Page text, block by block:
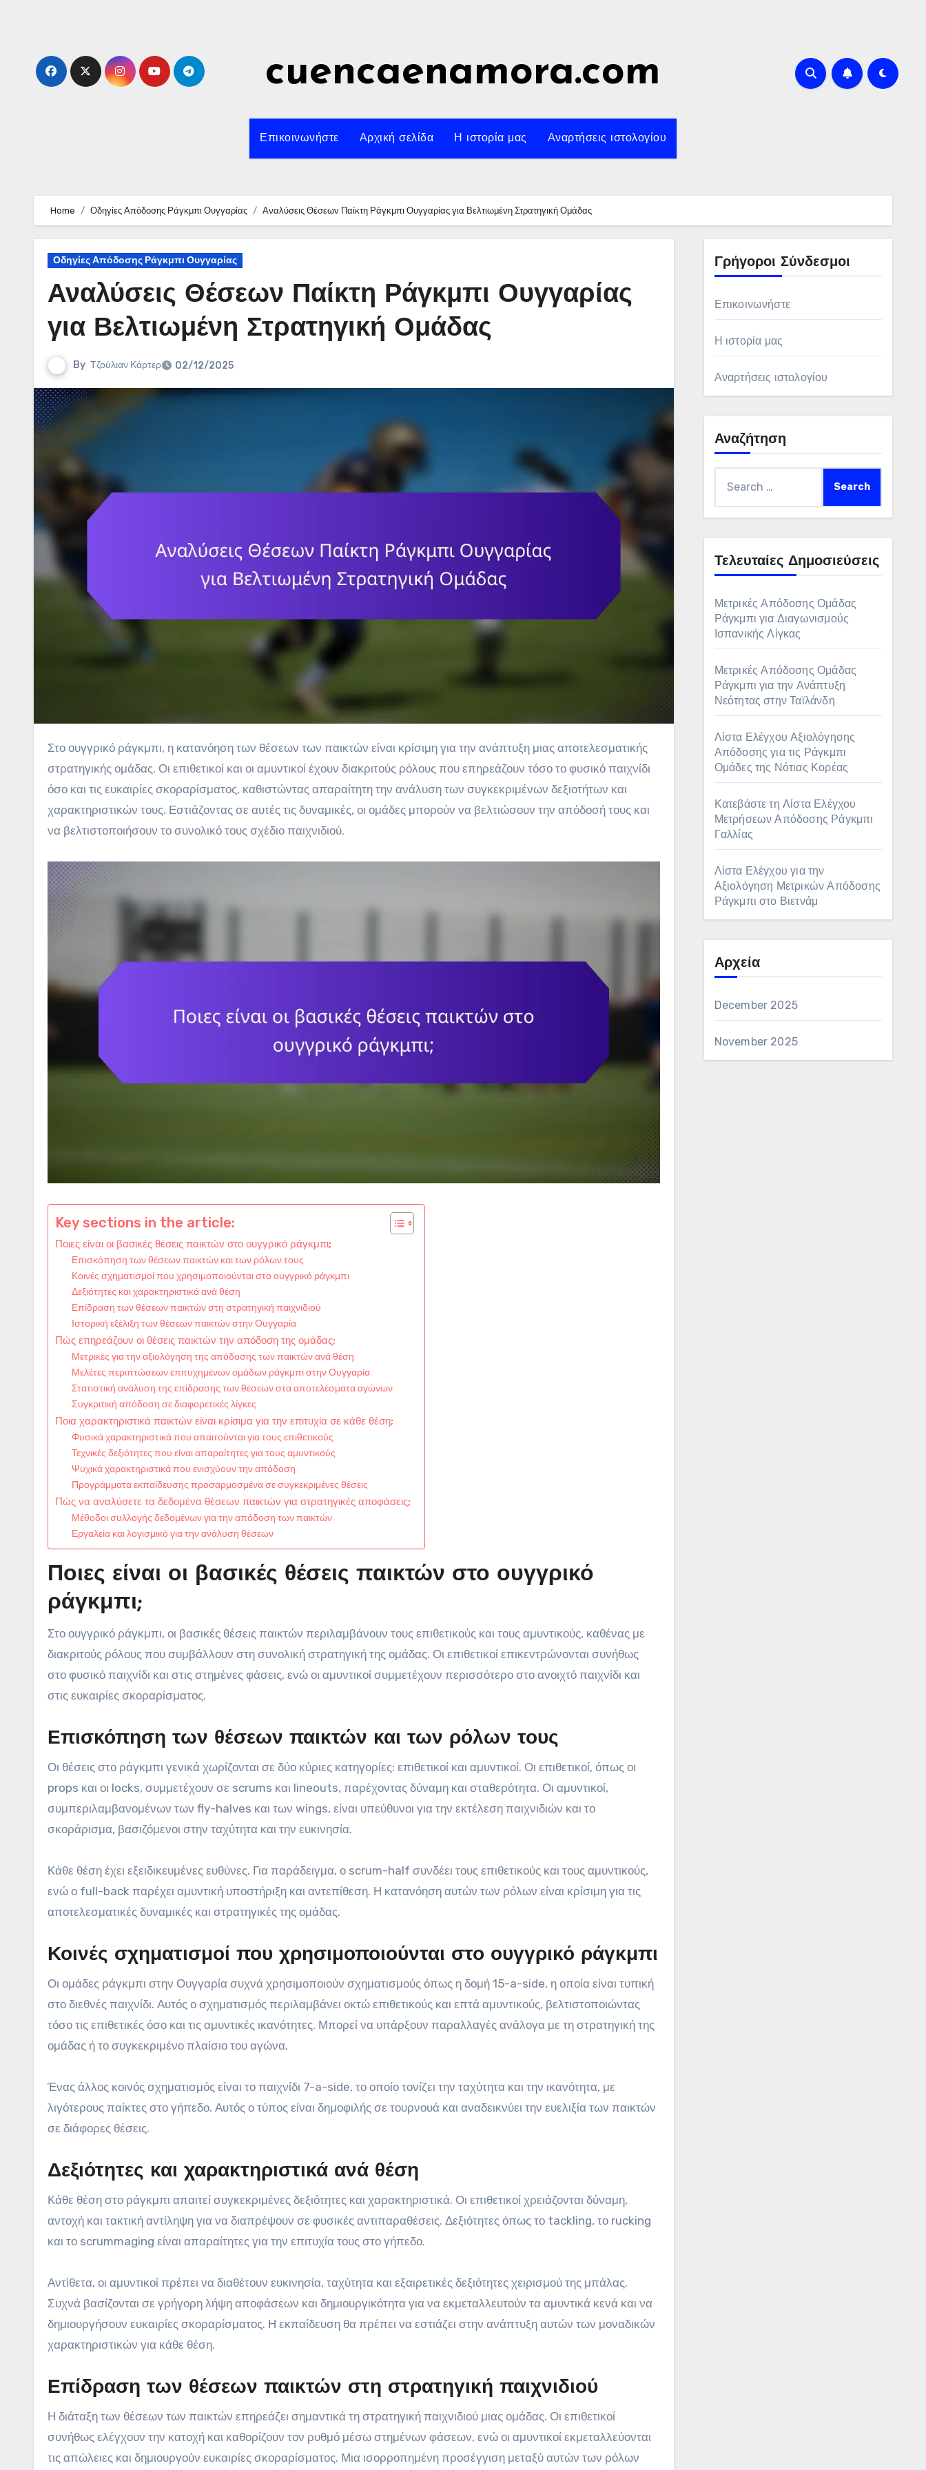
cuencaenamora.com
Επικοινωνήστε Αρχική σελίδα Η ιστορία μας Αναρτήσεις ιστολογίου
Home Οδηγίες Απόδοσης Ράγκμπι Ουγγαρίας Αναλύσεις Θέσεων Παίκτη Ράγκμπι Ουγγαρίας για Βελτιωμένη Στρατηγική Ομάδας
Οδηγίες Απόδοσης Ράγκμπι Ουγγαρίας
Αναλύσεις Θέσεων Παίκτη Ράγκμπι Ουγγαρίας
για Βελτιωμένη Στρατηγική Ομάδας
By Τζούλιαν Κάρτερ 02/12/2025
Στο ουγγρικό ράγκμπι, η κατανόηση των θέσεων των παικτών είναι κρίσιμη για την ανάπτυξη μιας αποτελεσματικής
στρατηγικής ομάδας. Οι επιθετικοί και οι αμυντικοί έχουν διακριτούς ρόλους που επηρεάζουν τόσο το φυσικό παιχνίδι
όσο και τις ευκαιρίες σκοραρίσματος, καθιστώντας απαραίτητη την ανάλυση των συγκεκριμένων δεξιοτήτων και
χαρακτηριστικών τους. Εστιάζοντας σε αυτές τις δυναμικές, οι ομάδες μπορούν να βελτιώσουν την απόδοσή τους και
να βελτιστοποιήσουν το συνολικό τους σχέδιο παιχνιδιού.
Key sections in the article:
Ποιες είναι οι βασικές θέσεις παικτών στο ουγγρικό ράγκμπι;
Επισκόπηση των θέσεων παικτών και των ρόλων τους
Κοινές σχηματισμοί που χρησιμοποιούνται στο ουγγρικό ράγκμπι
Δεξιότητες και χαρακτηριστικά ανά θέση
Επίδραση των θέσεων παικτών στη στρατηγική παιχνιδιού
Ιστορική εξέλιξη των θέσεων παικτών στην Ουγγαρία
Πώς επηρεάζουν οι θέσεις παικτών την απόδοση της ομάδας;
Μετρικές για την αξιολόγηση της απόδοσης των παικτών ανά θέση
Μελέτες περιπτώσεων επιτυχημένων ομάδων ράγκμπι στην Ουγγαρία
Στατιστική ανάλυση της επίδρασης των θέσεων στα αποτελέσματα αγώνων
Συγκριτική απόδοση σε διαφορετικές λίγκες
Ποια χαρακτηριστικά παικτών είναι κρίσιμα για την επιτυχία σε κάθε θέση;
Φυσικά χαρακτηριστικά που απαιτούνται για τους επιθετικούς
Τεχνικές δεξιότητες που είναι απαραίτητες για τους αμυντικούς
Ψυχικά χαρακτηριστικά που ενισχύουν την απόδοση
Προγράμματα εκπαίδευσης προσαρμοσμένα σε συγκεκριμένες θέσεις
Πώς να αναλύσετε τα δεδομένα θέσεων παικτών για στρατηγικές αποφάσεις;
Μέθοδοι συλλογής δεδομένων για την απόδοση των παικτών
Εργαλεία και λογισμικό για την ανάλυση θέσεων
Ποιες είναι οι βασικές θέσεις παικτών στο ουγγρικό
ράγκμπι;
Στο ουγγρικό ράγκμπι, οι βασικές θέσεις παικτών περιλαμβάνουν τους επιθετικούς και τους αμυντικούς, καθένας με
διακριτούς ρόλους που συμβάλλουν στη συνολική στρατηγική της ομάδας. Οι επιθετικοί επικεντρώνονται συνήθως
στο φυσικό παιχνίδι και στις στημένες φάσεις, ενώ οι αμυντικοί συμμετέχουν περισσότερο στο ανοιχτό παιχνίδι και
στις ευκαιρίες σκοραρίσματος.
Επισκόπηση των θέσεων παικτών και των ρόλων τους
Οι θέσεις στο ράγκμπι γενικά χωρίζονται σε δύο κύριες κατηγορίες: επιθετικοί και αμυντικοί. Οι επιθετικοί, όπως οι
props και οι locks, συμμετέχουν σε scrums και lineouts, παρέχοντας δύναμη και σταθερότητα. Οι αμυντικοί,
συμπεριλαμβανομένων των fly-halves και των wings, είναι υπεύθυνοι για την εκτέλεση παιχνιδιών και το
σκοράρισμα, βασιζόμενοι στην ταχύτητα και την ευκινησία.
Κάθε θέση έχει εξειδικευμένες ευθύνες. Για παράδειγμα, ο scrum-half συνδέει τους επιθετικούς και τους αμυντικούς,
ενώ ο full-back παρέχει αμυντική υποστήριξη και αντεπίθεση. Η κατανόηση αυτών των ρόλων είναι κρίσιμη για τις
αποτελεσματικές δυναμικές και στρατηγικές της ομάδας.
Κοινές σχηματισμοί που χρησιμοποιούνται στο ουγγρικό ράγκμπι
Οι ομάδες ράγκμπι στην Ουγγαρία συχνά χρησιμοποιούν σχηματισμούς όπως η δομή 15-a-side, η οποία είναι τυπική
στο διεθνές παιχνίδι. Αυτός ο σχηματισμός περιλαμβάνει οκτώ επιθετικούς και επτά αμυντικούς, βελτιστοποιώντας
τόσο τις επιθετικές όσο και τις αμυντικές ικανότητες. Μπορεί να υπάρξουν παραλλαγές ανάλογα με τη στρατηγική της
ομάδας ή το συγκεκριμένο πλαίσιο του αγώνα.
Ένας άλλος κοινός σχηματισμός είναι το παιχνίδι 7-a-side, το οποίο τονίζει την ταχύτητα και την ικανότητα, με
λιγότερους παίκτες στο γήπεδο. Αυτός ο τύπος είναι δημοφιλής σε τουρνουά και αναδεικνύει την ευελιξία των παικτών
σε διάφορες θέσεις.
Δεξιότητες και χαρακτηριστικά ανά θέση
Κάθε θέση στο ράγκμπι απαιτεί συγκεκριμένες δεξιότητες και χαρακτηριστικά. Οι επιθετικοί χρειάζονται δύναμη,
αντοχή και τακτική αντίληψη για να διαπρέψουν σε φυσικές αντιπαραθέσεις. Δεξιότητες όπως το tackling, το rucking
και το scrummaging είναι απαραίτητες για την επιτυχία τους στο γήπεδο.
Αντίθετα, οι αμυντικοί πρέπει να διαθέτουν ευκινησία, ταχύτητα και εξαιρετικές δεξιότητες χειρισμού της μπάλας.
Συχνά βασίζονται σε γρήγορη λήψη αποφάσεων και δημιουργικότητα για να εκμεταλλευτούν τα αμυντικά κενά και να
δημιουργήσουν ευκαιρίες σκοραρίσματος. Η εκπαίδευση θα πρέπει να εστιάζει στην ανάπτυξη αυτών των μοναδικών
χαρακτηριστικών για κάθε θέση.
Επίδραση των θέσεων παικτών στη στρατηγική παιχνιδιού
Η διάταξη των θέσεων των παικτών επηρεάζει σημαντικά τη στρατηγική παιχνιδιού μιας ομάδας. Οι επιθετικοί
συνήθως ελέγχουν την κατοχή και καθορίζουν τον ρυθμό μέσω στημένων φάσεων, ενώ οι αμυντικοί εκμεταλλεύονται
τις απώλειες και δημιουργούν ευκαιρίες σκοραρίσματος. Μια ισορροπημένη προσέγγιση μεταξύ αυτών των ρόλων
Γρήγοροι Σύνδεσμοι
Επικοινωνήστε
Η ιστορία μας
Αναρτήσεις ιστολογίου
Αναζήτηση
for:
Τελευταίες Δημοσιεύσεις
Μετρικές Απόδοσης Ομάδας
Ράγκμπι για Διαγωνισμούς
Ισπανικής Λίγκας
Μετρικές Απόδοσης Ομάδας
Ράγκμπι για την Ανάπτυξη
Νεότητας στην Ταϊλάνδη
Λίστα Ελέγχου Αξιολόγησης
Απόδοσης για τις Ράγκμπι
Ομάδες της Νότιας Κορέας
Κατεβάστε τη Λίστα Ελέγχου
Μετρήσεων Απόδοσης Ράγκμπι
Γαλλίας
Λίστα Ελέγχου για την
Αξιολόγηση Μετρικών Απόδοσης
Ράγκμπι στο Βιετνάμ
Αρχεία
December 2025
November 2025